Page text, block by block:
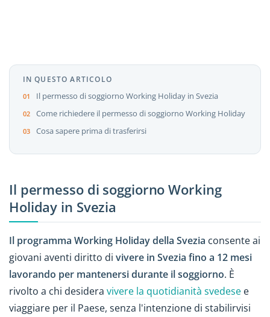
IN QUESTO ARTICOLO
Il permesso di soggiorno Working Holiday in Svezia
Come richiedere il permesso di soggiorno Working Holiday
Cosa sapere prima di trasferirsi
Il permesso di soggiorno Working
Holiday in Svezia
Il programma Working Holiday della Svezia consente ai
giovani aventi diritto di vivere in Svezia fino a 12 mesi
lavorando per mantenersi durante il soggiorno. È
rivolto a chi desidera vivere la quotidianità svedese e
viaggiare per il Paese, senza l'intenzione di stabilirvisi